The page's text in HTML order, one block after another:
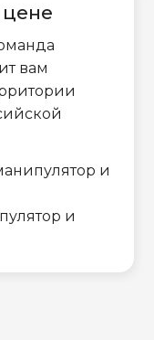
вам
и
и